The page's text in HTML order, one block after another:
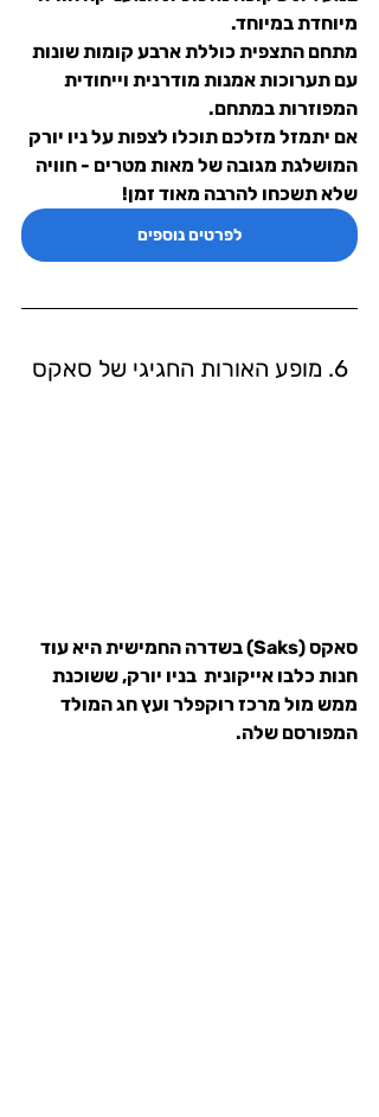
מיוחדת במיוחד.
מתחם התצפית כוללת ארבע קומות שונות
עם תערוכות אמנות מודרנית וייחודית
המפוזרות במתחם.
אם יתמזל מזלכם תוכלו לצפות על ניו יורק
המושלגת מגובה של מאות מטרים - חוויה
שלא תשכחו להרבה מאוד זמן!
לפרטים נוספים
6. מופע האורות החגיגי של סאקס
סאקס (Saks) בשדרה החמישית היא עוד
חנות כלבו אייקונית  בניו יורק, ששוכנת
ממש מול מרכז רוקפלר ועץ חג המולד
המפורסם שלה.